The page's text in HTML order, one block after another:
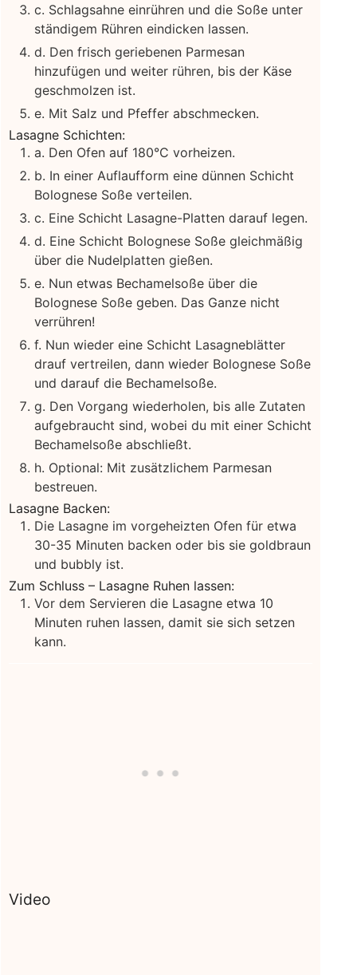
c. Schlagsahne einrühren und die Soße unter
ständigem Rühren eindicken lassen.
d. Den frisch geriebenen Parmesan
hinzufügen und weiter rühren, bis der Käse
geschmolzen ist.
e. Mit Salz und Pfeffer abschmecken.
Lasagne Schichten:
a. Den Ofen auf 180°C vorheizen.
b. In einer Auflaufform eine dünnen Schicht
Bolognese Soße verteilen.
c. Eine Schicht Lasagne-Platten darauf legen.
d. Eine Schicht Bolognese Soße gleichmäßig
über die Nudelplatten gießen.
e. Nun etwas Bechamelsoße über die
Bolognese Soße geben. Das Ganze nicht
verrühren!
f. Nun wieder eine Schicht Lasagneblätter
drauf vertreilen, dann wieder Bolognese Soße
und darauf die Bechamelsoße.
g. Den Vorgang wiederholen, bis alle Zutaten
aufgebraucht sind, wobei du mit einer Schicht
Bechamelsoße abschließt.
h. Optional: Mit zusätzlichem Parmesan
bestreuen.
Lasagne Backen:
Die Lasagne im vorgeheizten Ofen für etwa
30-35 Minuten backen oder bis sie goldbraun
und bubbly ist.
Zum Schluss – Lasagne Ruhen lassen:
Vor dem Servieren die Lasagne etwa 10
Minuten ruhen lassen, damit sie sich setzen
kann.
Video